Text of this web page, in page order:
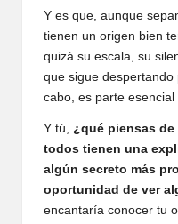
Y es que, aunque
tienen un origen bien
quizá su escala, su
que sigue
cabo, es parte
Y tú, ¿qué piensas
todos tienen una
algún secreto más
oportunidad de ver
encantaría conocer tu